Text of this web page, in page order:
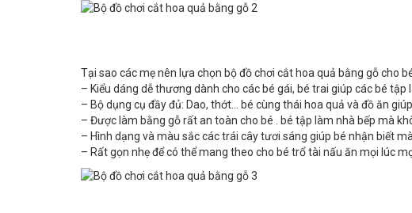
Tại sao các mẹ nên lựa chọn bộ đồ chơi cắt hoa quả bằng gỗ cho
– Kiểu dáng dễ thương dành cho các bé gái, bé trai giúp các bé
– Bộ dụng cụ đầy đủ: Dao, thớt… bé cùng thái hoa quả và đồ ăn
– Được làm bằng gỗ rất an toàn cho bé . bé tập làm nhà bếp mà
– Hình dạng và màu sắc các trái cây tươi sáng giúp bé nhận biết
– Rất gọn nhẹ để có thể mang theo cho bé trổ tài nấu ăn mọi lúc